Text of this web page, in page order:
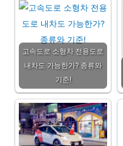
고속도로 소형차 전용도로
내차도 가능한가? 종류와
기준!